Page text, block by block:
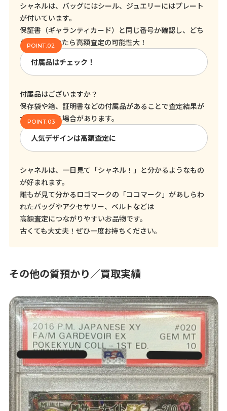
シャネルは、バッグにはシール、ジュエリーにはプレート
が付いています。
保証書（ギャランティカード）と同じ番号か確認し、どち
らも残っていたら高額査定の可能性大！
付属品はチェック！
付属品はございますか？
保存袋や箱、証明書などの付属品があることで査定結果が
大きく変わる場合があります。
人気デザインは高額査定に
シャネルは、一目見て「シャネル！」と分かるようなもの
が好まれます。
誰もが見て分かるロゴマークの「ココマーク」があしらわ
れたバッグやアクセサリー、ベルトなどは
高額査定につながりやすいお品物です。
古くても大丈夫！ぜひ一度お持ちください。
その他の質預かり／買取実績